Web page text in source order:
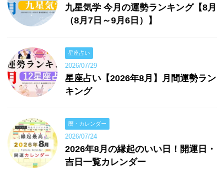
九星気学 今月の運勢ランキング【8月
（8月7日～9月6日）】
星座占い
2026/07/29
星座占い【2026年8月】月間運勢ラン
キング
暦・カレンダー
2026/07/24
2026年8月の縁起のいい日！開運日・
吉日一覧カレンダー